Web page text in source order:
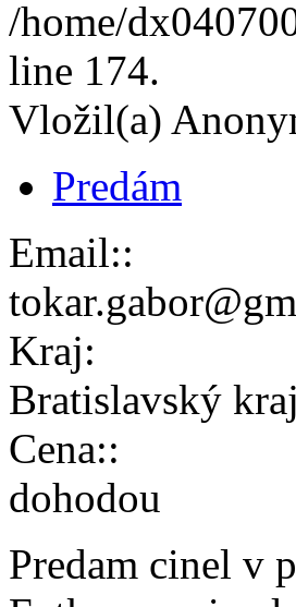
/home/
line 174.
Vložil(a)
Predám
Email::
Kraj:
Bratislavský kraj
Cena::
dohodou
Predam cinel v